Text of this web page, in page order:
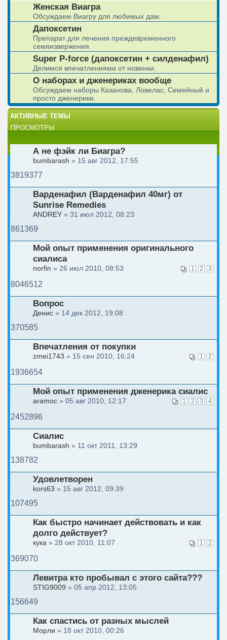
Женская Виагра
Обсуждаем Виагру для любимых дам.
Дапоксетин
Препарат для лечения преждевременного
семяизвержения.
Super P-force (дапоксетин + силденафил)
Делимся впечатлениями от новинки.
О наборах и дженериках вообще
Обсуждаем наборы Казанова, Ловелас, Семейный и
просто дженерики.
АКТИВНЫЕ ТЕМЫ
ПРОСМОТРЫ
А не фэйк ли Биагра?
bumbarash » 15 авг 2012, 17:55
3819377
Варденафил (Варденафил 40мг) от
Sunrise Remedies
ANDREY » 31 июл 2012, 08:23
861369
Мой опыт применения оригинального
сиалиса
1 2 3
norfin » 26 июл 2010, 08:53
8046512
Вопрос
Денис » 14 дек 2012, 19:08
370585
Впечатления от покупки
1 2
zmei1743 » 15 сен 2010, 16:24
1936654
Мой опыт применения дженерика сиалис
1 2 3 4
aramoc » 05 авг 2010, 12:17
2452896
Сиалис
bumbarash » 11 окт 2011, 13:29
138782
Удовлетворен
kors63 » 15 авг 2012, 09:39
107495
Как быстро начинает действовать и как
долго действует?
1 2
кука » 28 окт 2010, 11:07
369070
Левитра кто пробывал с этого сайта???
STIG9009 » 05 апр 2012, 13:05
156649
Как спастись от разных мыслей
Морли » 18 окт 2010, 00:26